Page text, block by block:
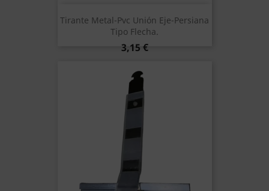
Tirante Metal-Pvc Unión Eje-Persiana
Tipo Flecha.
Precio
3,15 €